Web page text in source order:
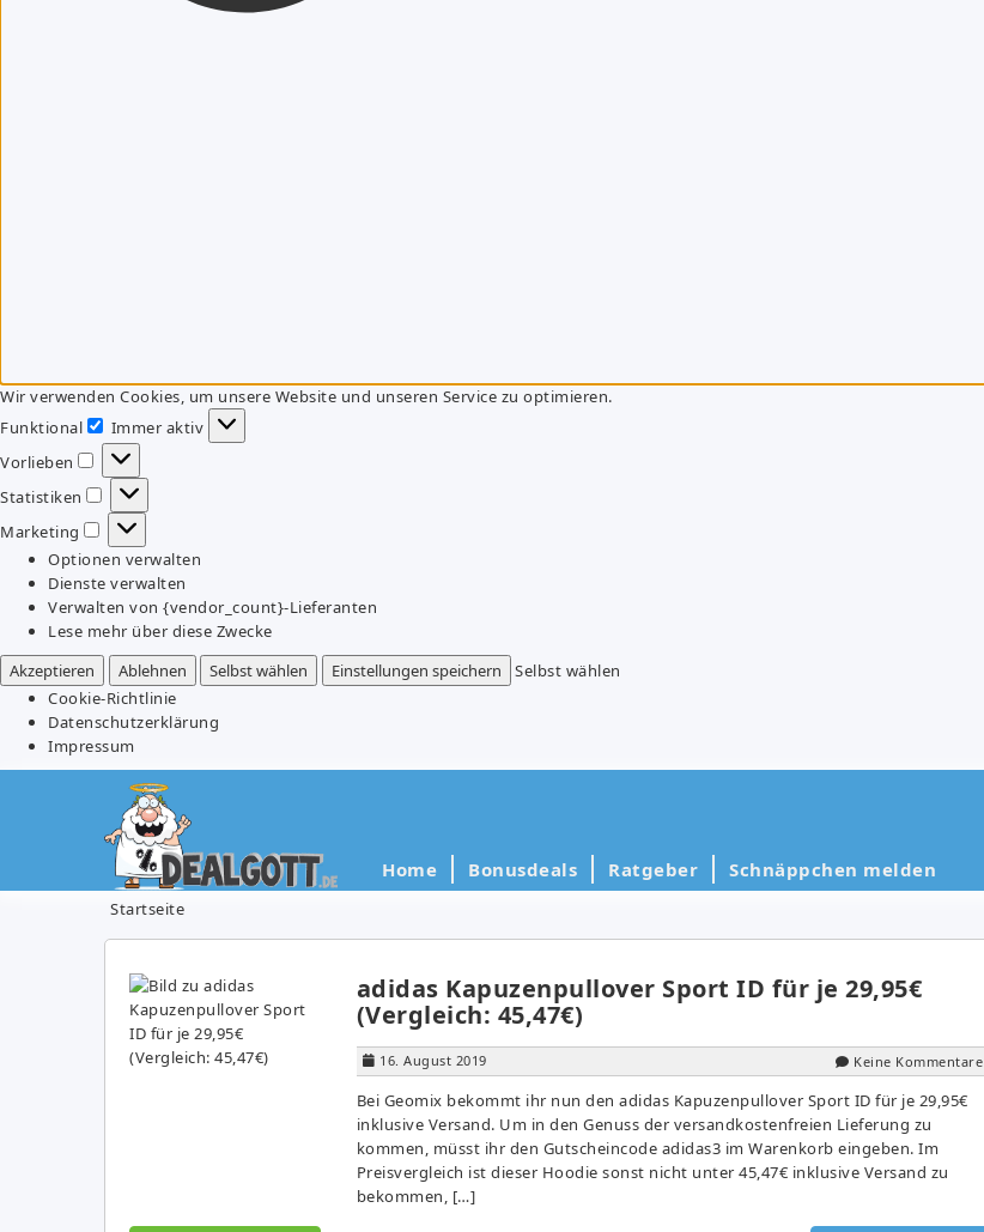
Wir verwenden Cookies, um unsere Website und unseren Service zu optimieren.
Funktional
Funktional
Immer aktiv
Vorlieben
Vorlieben
Statistiken
Statistiken
Marketing
Marketing
Optionen verwalten
Dienste verwalten
Verwalten von {vendor_count}-Lieferanten
Lese mehr über diese Zwecke
Akzeptieren
Ablehnen Selbst wählen Einstellungen speichern
Selbst wählen
Cookie-Richtlinie
Datenschutzerklärung
Impressum
Home Bonusdeals Ratgeber Schnäppchen melden
Startseite
adidas Kapuzenpullover Sport ID für je 29,95€
(Vergleich: 45,47€)
16. August 2019 Keine Kommentare
Bei Geomix bekommt ihr nun den adidas Kapuzenpullover Sport ID für je 29,95€
inklusive Versand. Um in den Genuss der versandkostenfreien Lieferung zu
kommen, müsst ihr den Gutscheincode adidas3 im Warenkorb eingeben. Im
Preisvergleich ist dieser Hoodie sonst nicht unter 45,47€ inklusive Versand zu
bekommen, […]